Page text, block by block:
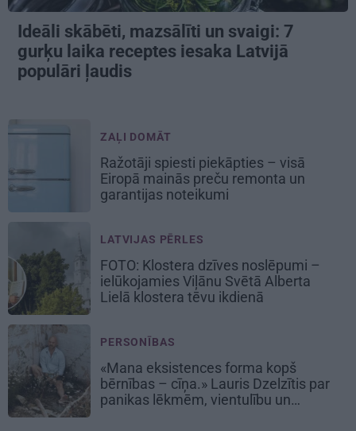
Ideāli skābēti, mazsālīti un svaigi: 7
gurķu laika receptes iesaka Latvijā
populāri ļaudis
ZAĻI DOMĀT
Ražotāji spiesti piekāpties – visā
Eiropā mainās preču remonta un
garantijas noteikumi
LATVIJAS PĒRLES
FOTO: Klostera dzīves noslēpumi –
ielūkojamies Viļānu Svētā Alberta
Lielā klostera tēvu ikdienā
PERSONĪBAS
«Mana eksistences forma kopš
bērnības – cīņa.» Lauris Dzelzītis par
panikas lēkmēm, vientulību un